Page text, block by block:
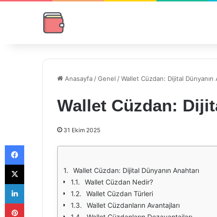
Anasayfa /Genel /Wallet Cüzdan: Dijital Dünyanın
Wallet Cüzdan:
31 Ekim 2025
Wallet Cüzdan: Dijital Dünyanın Anahtarı
Wallet Cüzdan Nedir?
Wallet Cüzdan Türleri
Wallet Cüzdanların Avantajları
Facebook
X
LinkedIn
Pinterest